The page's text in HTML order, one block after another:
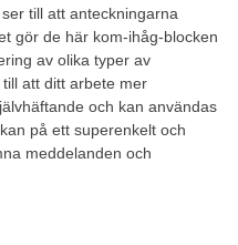
till att anteckningarna
gör de här kom-ihåg-blocken
av olika typer av
att ditt arbete mer
och kan användas
på ett superenkelt och
meddelanden och